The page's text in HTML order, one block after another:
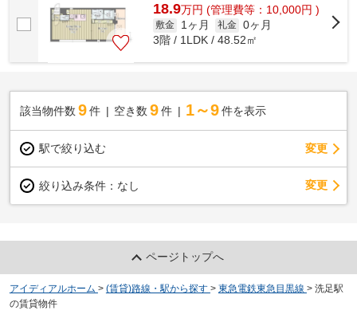
18.9万円 (管理費等：10,000円 )
敷金 1ヶ月 礼金 0ヶ月
3階 / 1LDK / 48.52㎡
該当物件数 9件 空き数 9 件 1～9 件を表示
駅で絞り込む 変更
絞り込み条件： なし 変更
ページトップへ
アイディアルホーム > (賃貸)路線・駅から探す > 東急電鉄東急目黒線 > 洗足駅
の賃貸物件